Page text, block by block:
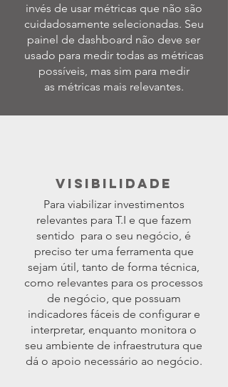
invés de usar métricas que não são
cuidadosamente selecionadas. Seu
painel de dashboard não deve ser
usado para medir todas as métricas
possíveis, mas sim para medir
as métricas mais relevantes.
VISIBILIDADE
Para viabilizar investimentos
relevantes para T.I e que fazem
sentido para o seu negócio, é
preciso ter uma ferramenta que
sejam útil, tanto de forma técnica,
como relevantes para os processos
de negócio, que possuam
indicadores fáceis de configurar e
interpretar, enquanto monitora o
seu ambiente de infraestrutura que
dá o apoio necessário ao negócio.